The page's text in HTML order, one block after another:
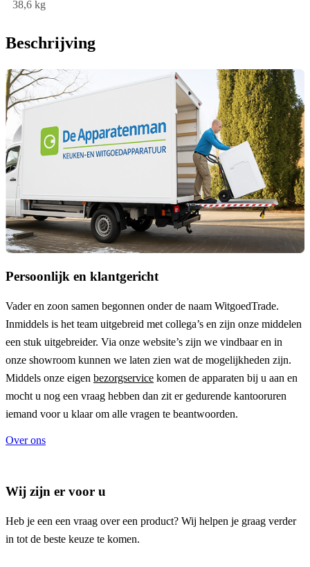
38,6 kg
Beschrijving
Persoonlijk en klantgericht
Vader en zoon samen begonnen onder de naam WitgoedTrade.
Inmiddels is het team uitgebreid met collega’s en zijn onze middelen
een stuk uitgebreider. Via onze website’s zijn we vindbaar en in
onze showroom kunnen we laten zien wat de mogelijkheden zijn.
Middels onze eigen bezorgservice komen de apparaten bij u aan en
mocht u nog een vraag hebben dan zit er gedurende kantooruren
iemand voor u klaar om alle vragen te beantwoorden.
Over ons
Wij zijn er voor u
Heb je een een vraag over een product? Wij helpen je graag verder
in tot de beste keuze te komen.